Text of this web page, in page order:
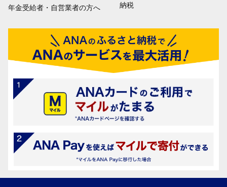
年金受給者・自営業者の方へ
納税